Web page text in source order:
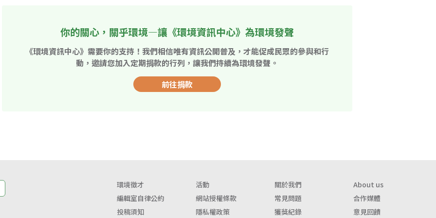
你的關心，關乎環境—讓《環境資訊中心》為環境發聲
《環境資訊中心》需要你的支持！我們相信唯有資訊公開普及，才能促成民眾的參與和行
動，邀請您加入定期捐款的行列，讓我們持續為環境發聲。
前往捐款
環境徵才 活動 關於我們
About us
編輯室自律公約
網站授權條款 常見問題
合作媒體
投稿須知
隱私權政策 獲獎紀錄 意見回饋